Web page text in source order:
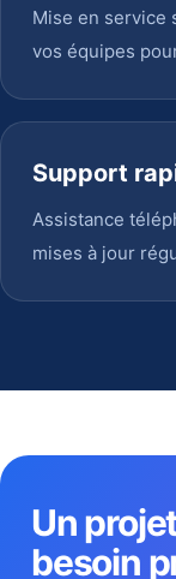
Mise en service
vos équipes
Support
Assistance
mises à jour
Un
besoin